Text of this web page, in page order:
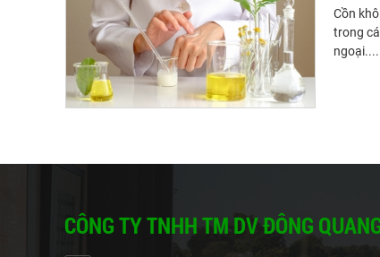
Cồn
trong
ngoại....
Cồn
Cồn
ngành
CÔNG TY TNHH TM DV ĐÔNG